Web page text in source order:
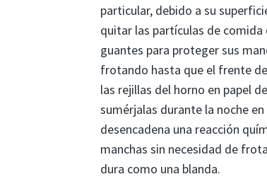
particular, debido a su
quitar las partículas de comida
guantes para proteger sus
frotando hasta que el frente
las rejillas del horno en papel
sumérjalas durante la noche
desencadena una reacción
manchas sin necesidad de
dura como una blanda.